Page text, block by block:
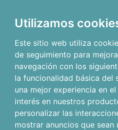
Utilizamos
Este sitio web utiliza
de seguimiento para
navegación con los
la funcionalidad básica del
una mejor experiencia en
interés en nuestros
personalizar las
mostrar anuncios que sean